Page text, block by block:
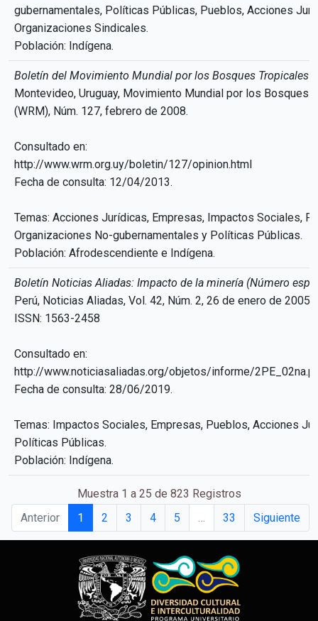
gubernamentales, Políticas Públicas, Pueblos, Acciones
Organizaciones Sindicales.
Población: Indígena.
Boletín del Movimiento Mundial por los Bosques Tropicales
Montevideo, Uruguay, Movimiento Mundial por los Bosques
(WRM), Núm. 127, febrero de 2008.
Consultado en:
http://www.wrm.org.uy/boletin/127/opinion.html
Fecha de consulta: 12/04/2013.
Temas: Acciones Jurídicas, Empresas, Impactos Sociales,
Organizaciones No-gubernamentales y Políticas Públicas.
Población: Afrodescendiente e Indígena.
Boletín Noticias Aliadas: Impacto de la minería (Número
Perú, Noticias Aliadas, Vol. 42, Núm. 2, 26 de enero de 2005,
ISSN: 1563-2458
Consultado en:
http://www.noticiasaliadas.org/objetos/informe/
Fecha de consulta: 28/06/2019.
Temas: Impactos Sociales, Empresas, Pueblos, Acciones
Políticas Públicas.
Población: Indígena.
Muestra 1 a 25 de 823 Registros
Anterior
1 2 3 4 5 … 33 Siguiente